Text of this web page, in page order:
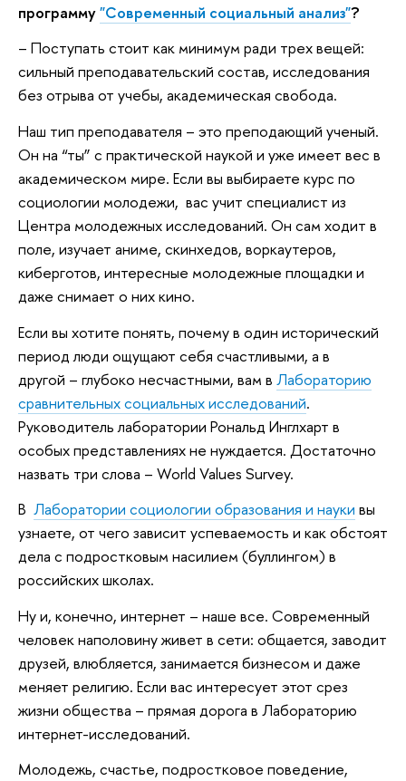
программу"Современный социальный анализ"?
– Поступать стоит как минимум ради трех вещей:
сильный преподавательский состав, исследования
без отрыва от учебы, академическая свобода.
Наш тип преподавателя – это преподающий ученый.
Он на “ты” с практической наукой и уже имеет вес в
академическом мире. Если вы выбираете курс по
социологии молодежи, вас учит специалист из
Центра молодежных исследований. Он сам ходит в
поле, изучает аниме, скинхедов, воркаутеров,
киберготов, интересные молодежные площадки и
даже снимает о них кино.
Если вы хотите понять, почему в один исторический
период люди ощущают себя счастливыми, а в
другой – глубоко несчастными, вам в Лабораторию
сравнительных социальных исследований.
Руководитель лаборатории Рональд Инглхарт в
особых представлениях не нуждается. Достаточно
назвать три слова – World Values Survey.
В Лаборатории социологии образования и науки вы
узнаете, от чего зависит успеваемость и как обстоят
дела с подростковым насилием (буллингом) в
российских школах.
Ну и, конечно, интернет – наше все. Современный
человек наполовину живет в сети: общается, заводит
друзей, влюбляется, занимается бизнесом и даже
меняет религию. Если вас интересует этот срез
жизни общества – прямая дорога в Лабораторию
интернет-исследований.
Молодежь, счастье, подростковое поведение,